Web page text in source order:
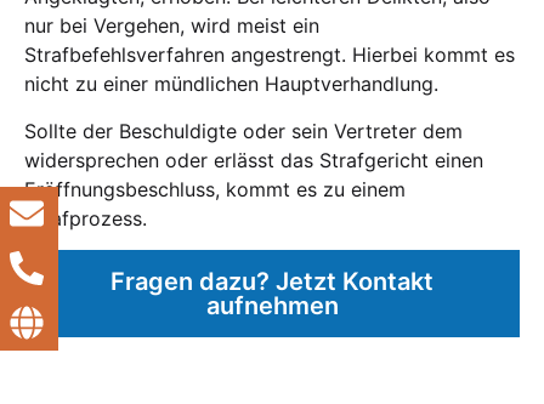
nur bei Vergehen, wird meist ein
Strafbefehlsverfahren angestrengt. Hierbei kommt es
nicht zu einer mündlichen Hauptverhandlung.
Sollte der Beschuldigte oder sein Vertreter dem
widersprechen oder erlässt das Strafgericht einen
Eröffnungsbeschluss, kommt es zu einem
Strafprozess.
Fragen dazu? Jetzt Kontakt
aufnehmen